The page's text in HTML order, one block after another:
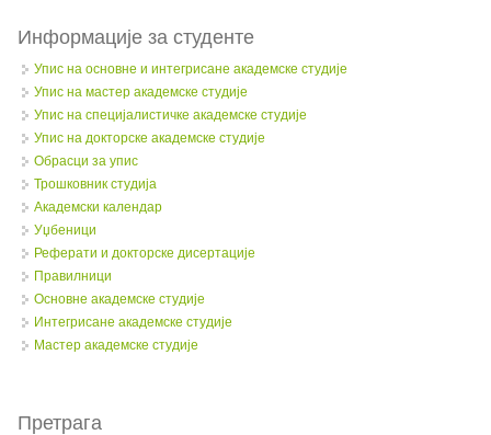
Информације за студенте
Упис на основне и интегрисане академске студије
Упис на мастер академске студије
Упис на специјалистичке академске студије
Упис на докторске академске студије
Обрасци за упис
Трошковник студија
Академски календар
Уџбеници
Реферати и докторске дисертације
Правилници
Oсновне академске студије
Интегрисане академске студије
Мастер академске студије
Претрага